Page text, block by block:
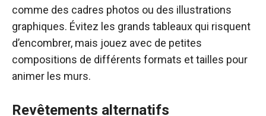
comme des cadres photos ou des illustrations
graphiques. Évitez les grands tableaux qui risquent
d’encombrer, mais jouez avec de petites
compositions de différents formats et tailles pour
animer les murs.
Revêtements alternatifs